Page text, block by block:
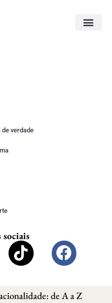
de verdade
sociais
de A a Z